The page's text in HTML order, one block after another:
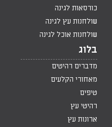
כורסאות לגינה
שולחנות עץ לגינה
שולחנות אוכל לגינה
בלוג
מדברים רהיטים
מאחורי הקלעים
טיפים
רהיטי עץ
ארונות עץ